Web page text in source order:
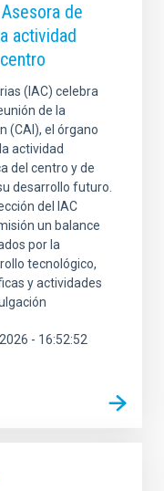
de
actividad
(IAC) celebra
de la
(CAI), el órgano
actividad
del centro y de
desarrollo futuro.
del IAC
un balance
por la
tecnológico,
y actividades
- 16:52:52